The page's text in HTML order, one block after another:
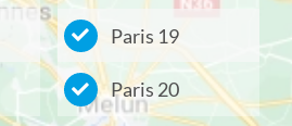
Paris 19
Paris 20